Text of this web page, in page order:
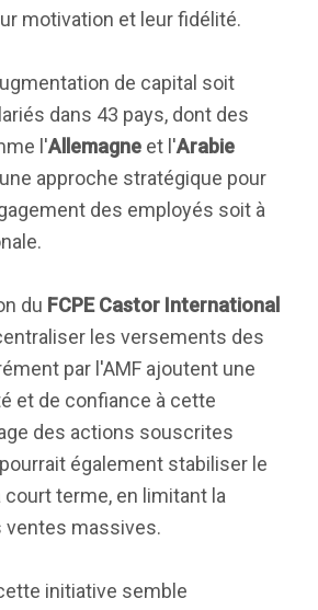
motivation et leur fidélité.
de capital soit
dans 43 pays, dont des
l'Allemagne et l'Arabie
approche stratégique pour
des employés soit à
du FCPE Castor International
les versements des
par l'AMF ajoutent une
et de confiance à cette
des actions souscrites
également stabiliser le
terme, en limitant la
ventes massives.
initiative semble